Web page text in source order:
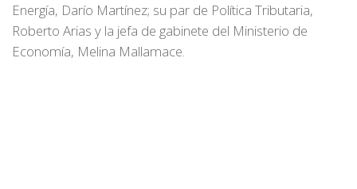
Energía, Darío Martínez; su par de Política Tributaria,
Roberto Arias y la jefa de gabinete del Ministerio de
Economía, Melina Mallamace.